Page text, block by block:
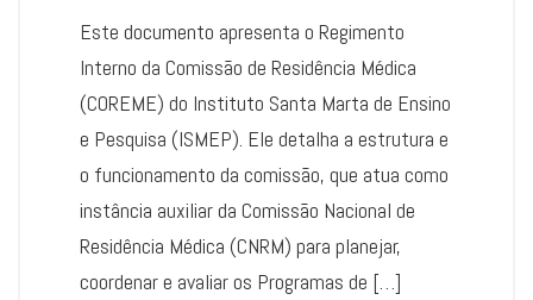
Este documento apresenta o Regimento
Interno da Comissão de Residência Médica
(COREME) do Instituto Santa Marta de Ensino
e Pesquisa (ISMEP). Ele detalha a estrutura e
o funcionamento da comissão, que atua como
instância auxiliar da Comissão Nacional de
Residência Médica (CNRM) para planejar,
coordenar e avaliar os Programas de […]